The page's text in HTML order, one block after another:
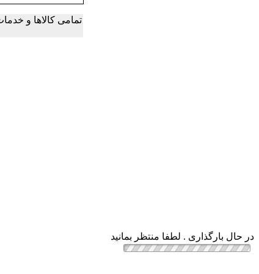
تمامی کالاها و
در حال بارگذاری . لطفا منتظر بمانید